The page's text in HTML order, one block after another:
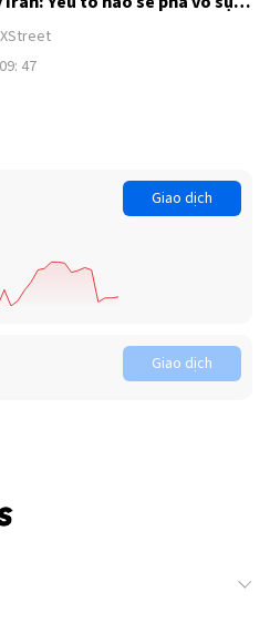
Chỉ số đô la Mỹ?
47
Giao dịch
Giao dịch